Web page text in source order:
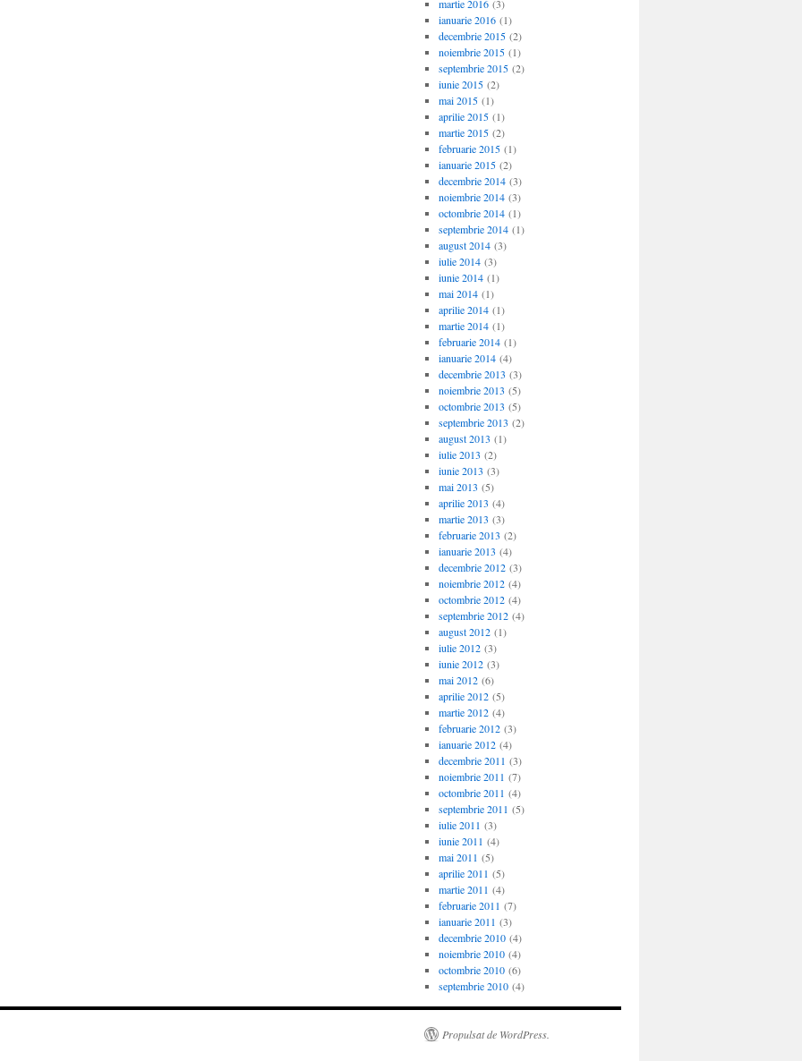
martie 2016(3)
ianuarie 2016(1)
decembrie 2015(2)
noiembrie 2015(1)
septembrie 2015(2)
iunie 2015(2)
mai 2015(1)
aprilie 2015(1)
martie 2015(2)
februarie 2015(1)
ianuarie 2015(2)
decembrie 2014(3)
noiembrie 2014(3)
octombrie 2014(1)
septembrie 2014(1)
august 2014(3)
iulie 2014(3)
iunie 2014(1)
mai 2014(1)
aprilie 2014(1)
martie 2014(1)
februarie 2014(1)
ianuarie 2014(4)
decembrie 2013 (3)
noiembrie 2013 (5)
octombrie 2013 (5)
septembrie 2013 (2)
august 2013 (1)
iulie 2013 (2)
iunie 2013 (3)
mai 2013 (5)
aprilie 2013 (4)
martie 2013 (3)
februarie 2013 (2)
ianuarie 2013 (4)
decembrie 2012(3)
noiembrie 2012(4)
octombrie 2012(4)
septembrie 2012(4)
august 2012(1)
iulie 2012(3)
iunie 2012(3)
mai 2012(6)
aprilie 2012(5)
martie 2012(4)
februarie 2012(3)
ianuarie 2012(4)
decembrie 2011 (3)
noiembrie 2011 (7)
octombrie 2011 (4)
septembrie 2011 (5)
iulie 2011 (3)
iunie 2011 (4)
mai 2011 (5)
aprilie 2011 (5)
martie 2011 (4)
februarie 2011 (7)
ianuarie 2011 (3)
decembrie 2010(4)
noiembrie 2010(4)
octombrie 2010(6)
septembrie 2010(4)
Propulsat de WordPress.